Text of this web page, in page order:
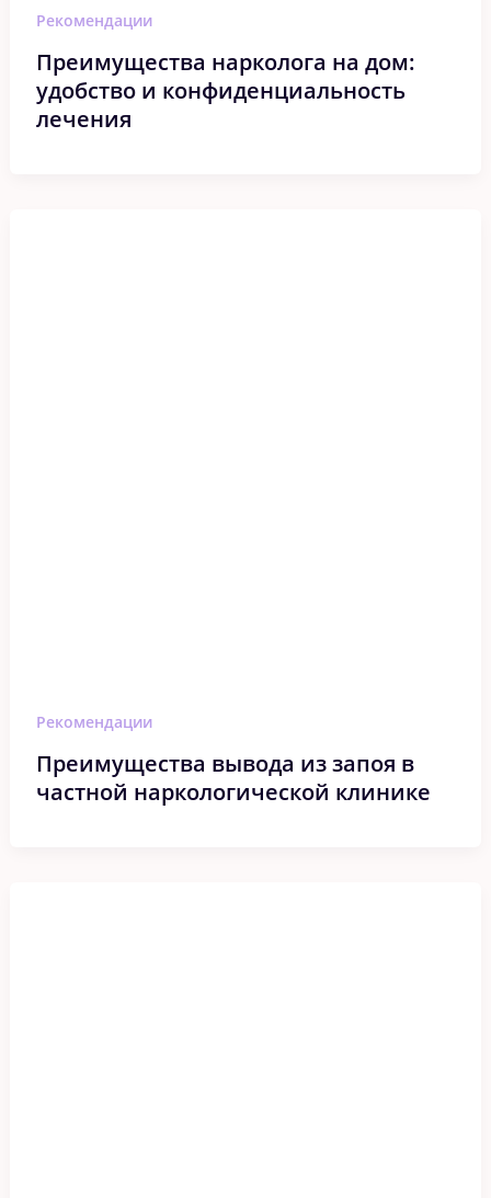
Рекомендации
Преимущества нарколога на дом:
удобство и конфиденциальность
лечения
Рекомендации
Преимущества вывода из запоя в
частной наркологической клинике